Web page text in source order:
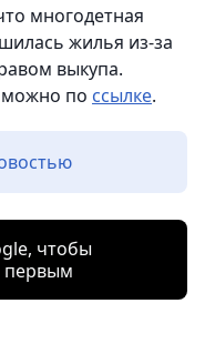
многодетная
жилья из-за
выкупа.
можно по ссылке.
чтобы
первым